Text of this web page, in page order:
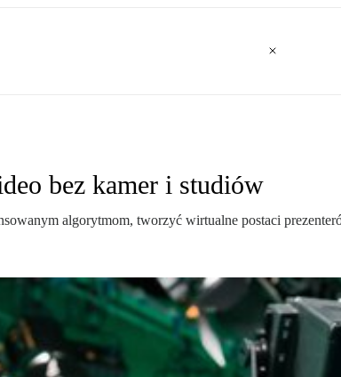
bez kamer i studiów
algorytmom, tworzyć wirtualne postaci